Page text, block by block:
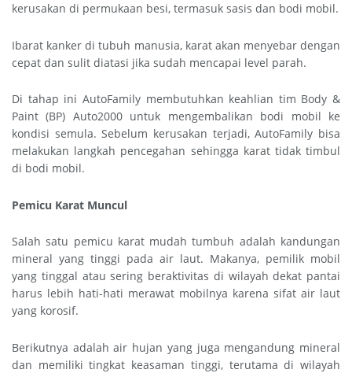
kerusakan di permukaan besi, termasuk sasis dan bodi mobil.
Ibarat kanker di tubuh manusia, karat akan menyebar dengan
cepat dan sulit diatasi jika sudah mencapai level parah.
Di tahap ini AutoFamily membutuhkan keahlian tim Body &
Paint (BP) Auto2000 untuk mengembalikan bodi mobil ke
kondisi semula. Sebelum kerusakan terjadi, AutoFamily bisa
melakukan langkah pencegahan sehingga karat tidak timbul
di bodi mobil.
Pemicu Karat Muncul
Salah satu pemicu karat mudah tumbuh adalah kandungan
mineral yang tinggi pada air laut. Makanya, pemilik mobil
yang tinggal atau sering beraktivitas di wilayah dekat pantai
harus lebih hati-hati merawat mobilnya karena sifat air laut
yang korosif.
Berikutnya adalah air hujan yang juga mengandung mineral
dan memiliki tingkat keasaman tinggi, terutama di wilayah